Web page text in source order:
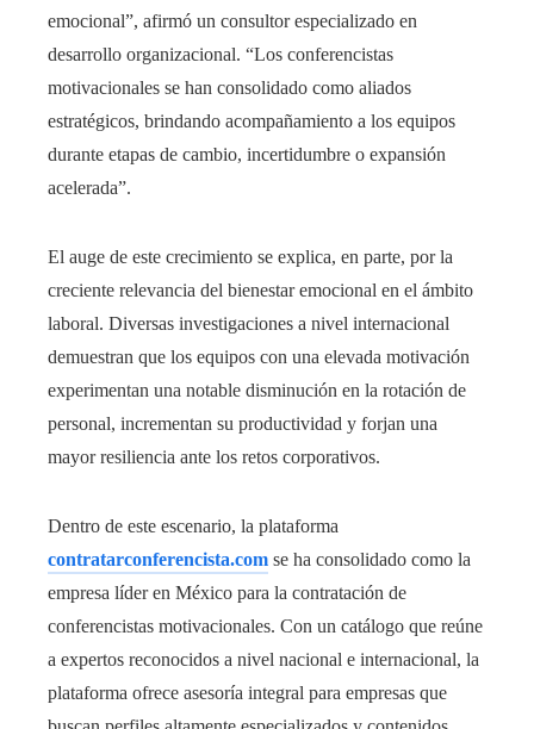
emocional”, afirmó un consultor especializado en
desarrollo organizacional. “Los conferencistas
motivacionales se han consolidado como aliados
estratégicos, brindando acompañamiento a los equipos
durante etapas de cambio, incertidumbre o expansión
acelerada”.
El auge de este crecimiento se explica, en parte, por la
creciente relevancia del bienestar emocional en el ámbito
laboral. Diversas investigaciones a nivel internacional
demuestran que los equipos con una elevada motivación
experimentan una notable disminución en la rotación de
personal, incrementan su productividad y forjan una
mayor resiliencia ante los retos corporativos.
Dentro de este escenario, la plataforma
contratarconferencista.com se ha consolidado como la
empresa líder en México para la contratación de
conferencistas motivacionales. Con un catálogo que reúne
a expertos reconocidos a nivel nacional e internacional, la
plataforma ofrece asesoría integral para empresas que